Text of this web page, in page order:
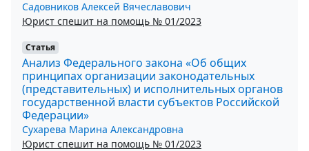
Садовников Алексей Вячеславович
Юрист спешит на помощь № 01/2023
Статья
Анализ Федерального закона «Об общих
принципах организации законодательных
(представительных) и исполнительных органов
государственной власти субъектов Российской
Федерации»
Сухарева Марина Александровна
Юрист спешит на помощь № 01/2023